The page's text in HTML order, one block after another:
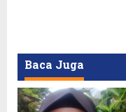
Baca Juga